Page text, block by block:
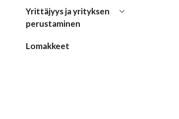
Yrittäjyys ja yrityksen
perustaminen
Lomakkeet